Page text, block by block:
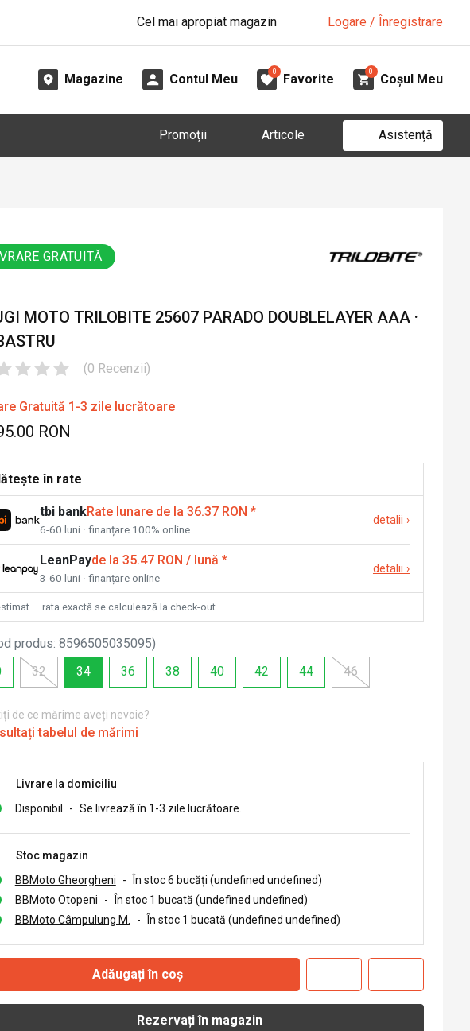
Cel mai apropiat magazin Logare / Înregistrare
Magazine Contul Meu
0
Favorite
0
Coșul Meu
Promoții Articole Asistență
GRATUITĂ
MOTO TRILOBITE 25607 PARADO DOUBLELAYER AAA ·
(0 Recenzii)
Gratuită 1-3 zile lucrătoare
RON
în rate
tbi bankRate lunare de la 36.37 RON *
6-60 luni · finanțare 100% online
detalii ›
LeanPayde la 35.47 RON / lună *
3-60 luni · finanțare online
detalii ›
— rata exactă se calculează la check-out
produs: 8596505035095)
32 34 36 38 40 42 44 46
de ce mărime aveți nevoie?
tabelul de mărimi
Livrare la domiciliu
Disponibil
- Se livrează în 1-3 zile lucrătoare.
Stoc magazin
BBMoto Gheorgheni
-
În stoc 6 bucăți (undefined undefined)
BBMoto Otopeni
-
În stoc 1 bucată (undefined undefined)
BBMoto Câmpulung M.
- În stoc 1 bucată (undefined undefined)
Adăugați în coș
Rezervați în magazin